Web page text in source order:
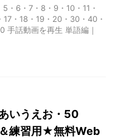
・6・7・8・9・10・11・
17・18・19・20・30・40・
手話動画を再生 単語編｜
いうえお・50
練習用★無料Web